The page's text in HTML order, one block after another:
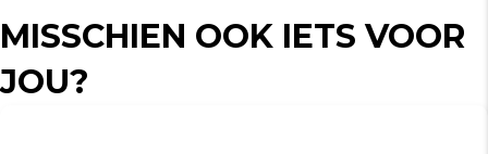
MISSCHIEN OOK IETS VOOR
JOU?